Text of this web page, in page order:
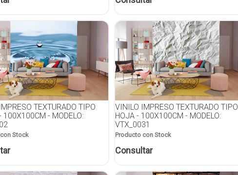
TEXTURADO TIPO
100X100CM - MODELO:
Stock
VINILO IMPRESO TEXTURADO TIPO
HOJA - 100X100CM - MODELO:
VTX_0031
Producto con Stock
Consultar